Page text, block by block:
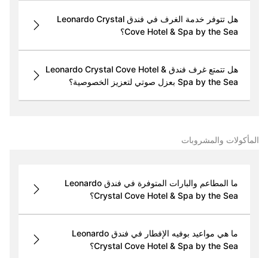
هل تتوفر خدمة الغرف في فندق Leonardo Crystal
Cove Hotel & Spa by the Sea؟
هل تتمتع غرف فندق Leonardo Crystal Cove Hotel &
Spa by the Sea بعزل صوتي لتعزيز الخصوصية؟
المأكولات والمشروبات
ما المطاعم والبارات المتوفرة في فندق Leonardo
Crystal Cove Hotel & Spa by the Sea؟
ما هي مواعيد بوفيه الإفطار في فندق Leonardo
Crystal Cove Hotel & Spa by the Sea؟